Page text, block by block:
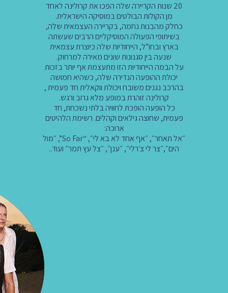
20 שנות הקריירה שלה הפכו את קרולינה לאחד
מן הקולות הבולטים במוסיקה הישראלית.
כחלק מהבנות נחמה, בקריירה העצמאית שלה,
בשיתופי הפעולה המוסיקליים הרבים שעשתה
בארץ ובחו”ל, הייחודיות שלה כיוצרת עצמאית
שנעה בין סגנונות שונים מאירה למרחוק.
על הבמה הייחודיות הזו מתעצמת אף יותר בזכות
יכולת ההופעה הנדירה שלה, כשהיא חמושה
בהרכב נגנים משובח ויכולת ווקאלית חד פעמית ,
קרולינה זוהרת במופע מלא גרוב ורגש.
כל הופעה הופכת לחוויה בלתי נשכחת, חד
פעמית, שחוצה גילאים וקהלים. רשימת הלהיטים
ארוכה:
״אל תאחר״, ״אף אחד לא בא לי״, “So Far”, ״מול
הים״,״צר לי צ׳רלי״, ״ענן״, ״צל עץ תמר״ ועוד..